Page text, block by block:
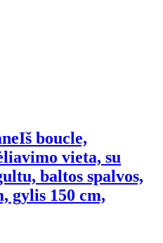
Iš boucle,
vieta, su
baltos spalvos,
gylis 150 cm,